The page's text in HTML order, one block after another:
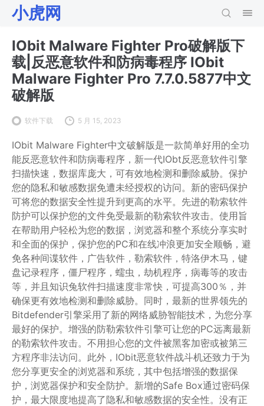
小虎网
IObit Malware Fighter Pro破解版下
载|反恶意软件和防病毒程序 IObit
Malware Fighter Pro 7.7.0.5877中文
破解版
软件下载 5 月 15, 2023
IObit Malware Fighter中文破解版是一款简单好用的全功
能反恶意软件和防病毒程序，新一代IObt反恶意软件引擎
扫描快速，数据库庞大，可有效地检测和删除威胁。保护
您的隐私和敏感数据免遭未经授权的访问。新的密码保护
可将您的数据安全性提升到更高的水平。先进的勒索软件
防护可以保护您的文件免受最新的勒索软件攻击。使用旨
在帮助用户轻松为您的数据，浏览器和整个系统分享实时
和全面的保护，保护您的PC和在线冲浪更加安全顺畅，避
免各种间谍软件，广告软件，勒索软件，特洛伊木马，键
盘记录程序，僵尸程序，蠕虫，劫机程序，病毒等的攻击
等，并且知识兔软件扫描速度非常快，可提高300％，并
确保更有效地检测和删除威胁。同时，最新的世界领先的
Bitdefender引擎采用了新的网络威胁智能技术，为您分享
最好的保护。增强的防勒索软件引擎可让您的PC远离最新
的勒索软件攻击。不用担心您的文件被黑客加密或被第三
方程序非法访问。此外，IObit恶意软件战斗机还致力于为
您分享更安全的浏览器和系统，其中包括增强的数据保
护，浏览器保护和安全防护。新增的Safe Box通过密码保
护，最大限度地提高了隐私和敏感数据的安全性。没有正